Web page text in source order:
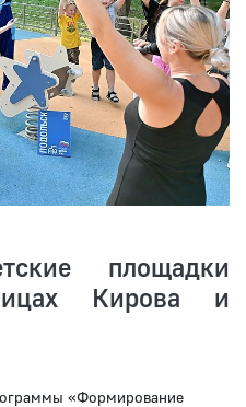
площадки
Кирова и
«Формирование